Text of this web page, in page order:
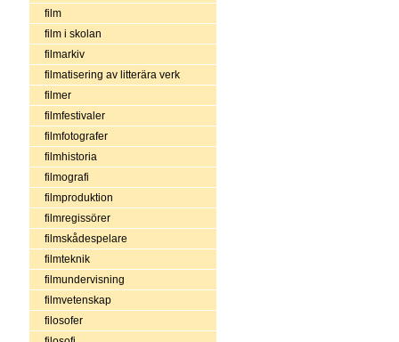
film
film i skolan
filmarkiv
filmatisering av litterära verk
filmer
filmfestivaler
filmfotografer
filmhistoria
filmografi
filmproduktion
filmregissörer
filmskådespelare
filmteknik
filmundervisning
filmvetenskap
filosofer